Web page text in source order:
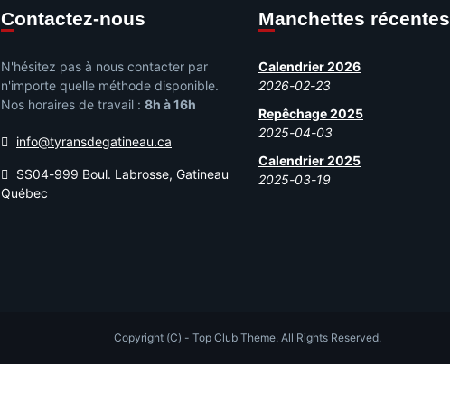
Contactez-nous
N'hésitez pas à nous contacter par
n'importe quelle méthode disponible.
Nos horaires de travail : 8h à 16h
info@tyransdegatineau.ca
SS04-999 Boul. Labrosse, Gatineau
Québec
Manchettes récentes
Calendrier 2026
2026-02-23
Repêchage 2025
2025-04-03
Calendrier 2025
2025-03-19
Copyright (C) - Top Club Theme. All Rights Reserved.